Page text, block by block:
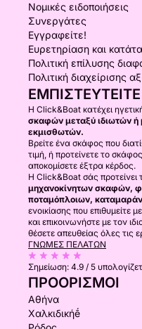
Νομικές ειδοποιήσεις
Συνεργάτες
Εγγραφείτε!
Ευρετηρίαση και
Πολιτική επίλυσης
Πολιτική διαχείρισης
Η Click&Boat κατέχει
σκαφών μεταξύ ιδιωτών
εκμισθωτών.
Βρείτε ένα σκάφος που
τιμή, ή προτείνετε το
αποκομίσετε έξτρα κέρδος.
Η Click&Boat σάς προτείνει
μηχανοκίνητων σκαφών,
ποταμόπλοιων,
ενοικίασης που επιθυμείτε
και επικοινωνήστε με τον
θέσετε απευθείας όλες τις
ΓΝΏΜΕΣ ΠΕΛΑΤΏΝ
Σημείωση: 4.9 / 5
ΠΡΟΟΡΙΣΜΟΊ
Αθήνα
Χαλκιδικήḗ